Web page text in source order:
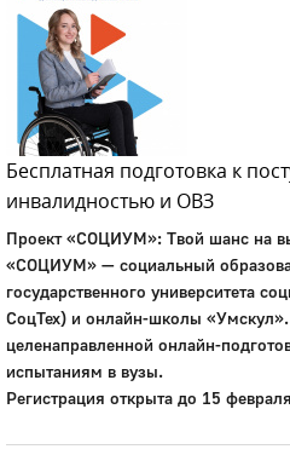
Бесплатная подготовка к
инвалидностью и ОВЗ
Проект «СОЦИУМ»: Твой шанс на
«СОЦИУМ» — социальный
государственного университета
СоцТех) и онлайн-школы
целенаправленной онлайн-
испытаниям в вузы.
Регистрация открыта до 15